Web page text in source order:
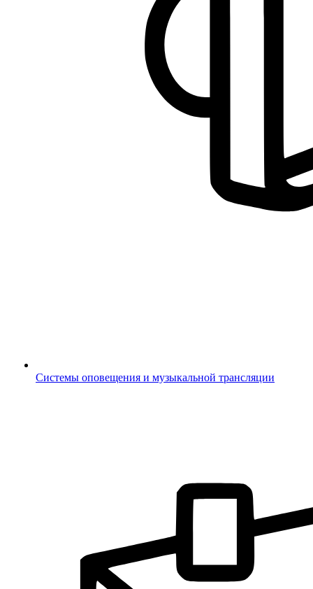
Системы оповещения и музыкальной трансляции